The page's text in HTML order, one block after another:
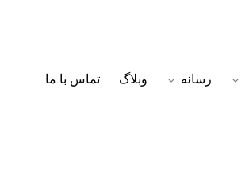
رسانه وبلاگ تماس با ما